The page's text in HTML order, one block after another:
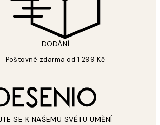
DODÁNÍ
Poštovné zdarma od 1 299 Kč
SE K NAŠEMU SVĚTU UMĚNÍ